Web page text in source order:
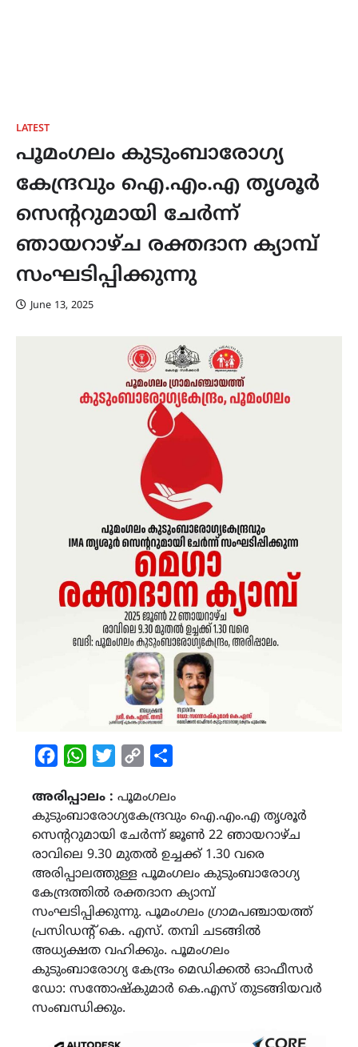
LATEST
പൂമംഗലം കുടുംബാരോഗ്യ
കേന്ദ്രവും ഐ.എം.എ തൃശൂർ
സെൻ്ററുമായി ചേർന്ന്
ഞായറാഴ്ച രക്തദാന ക്യാമ്പ്
സംഘടിപ്പിക്കുന്നു
June 13, 2025
FacebookWhatsAppTwitterCopy
അരിപ്പാലം : പൂമംഗലം
കുടുംബാരോഗ്യകേന്ദ്രവും ഐ.എം.എ തൃശൂർ
സെൻ്ററുമായി ചേർന്ന് ജൂൺ 22 ഞായറാഴ്ച
രാവിലെ 9.30 മുതൽ ഉച്ചക്ക് 1.30 വരെ
അരിപ്പാലത്തുള്ള പൂമംഗലം കുടുംബാരോഗ്യ
കേന്ദ്രത്തിൽ രക്തദാന ക്യാമ്പ്
സംഘടിപ്പിക്കുന്നു. പൂമംഗലം ഗ്രാമപഞ്ചായത്ത്
പ്രസിഡന്റ് കെ. എസ്. തമ്പി ചടങ്ങിൽ
അധ്യക്ഷത വഹിക്കും. പൂമംഗലം
കുടുംബാരോഗ്യ കേന്ദ്രം മെഡിക്കൽ ഓഫീസർ
ഡോ: സന്തോഷ്‌കുമാർ കെ.എസ് തുടങ്ങിയവർ
സംബന്ധിക്കും.